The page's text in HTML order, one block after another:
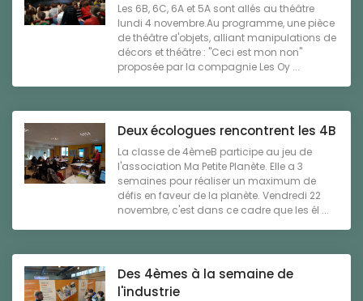
Les 6B, 6C, 6A et 5A sont allés au théâtre
lundi 4 novembre.Au programme, une pièce
de théâtre d'objets, alliant manipulations de
décors et théâtre : "Ceci est mon non"
proposée par la compagnie Les Oy ...
Deux écologues rencontrent les 4B
La classe de 4èmeB participe au jeu de
l'association Ma Petite Planète. Elle a 3
semaines pour réaliser un maximum de
défis en faveur de la planète. Vendredi 22
novembre, c'est dans ce cadre que les él ...
Des 4èmes à la semaine de
l'industrie